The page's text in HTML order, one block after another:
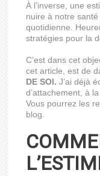
À l’inverse, une
nuire à notre
quotidienne.
stratégies pour la
C’est dans cet
cet article, est de
DE SOI.J’ai déjà
d’attachement, à
Vous pourrez les
blog.